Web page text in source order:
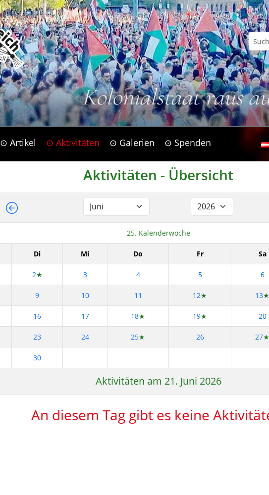
Kolonialstaat raus
⊙ Artikel ⊙ Aktivitäten ⊙ Galerien ⊙ Spenden
Aktivitäten - Übersicht
25. Kalenderwoche
Di Mi Do Fr Sa
2★ 3 4 5 6
9 10 11 12★ 13★
16 17 18★ 19★ 20
23 24 25★ 26 27★
30
Aktivitäten am 21. Juni 2026
An diesem Tag gibt es keine